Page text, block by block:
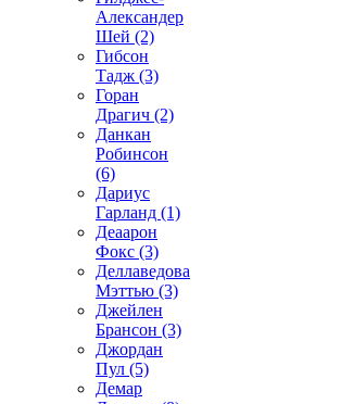
Александер
Шей (2)
Гибсон
Тадж (3)
Горан
Драгич (2)
Данкан
Робинсон
(6)
Дариус
Гарланд (1)
Деаарон
Фокс (3)
Деллаведова
Мэттью (3)
Джейлен
Брансон (3)
Джордан
Пул (5)
Демар